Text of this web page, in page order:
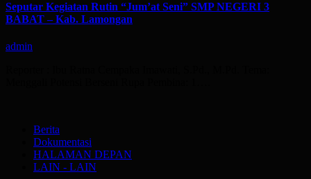
Seputar Kegiatan Rutin “Jum’at Seni” SMP NEGERI 3
BABAT – Kab. Lamongan
admin
Berita
Dokumentasi
HALAMAN DEPAN
LAIN - LAIN